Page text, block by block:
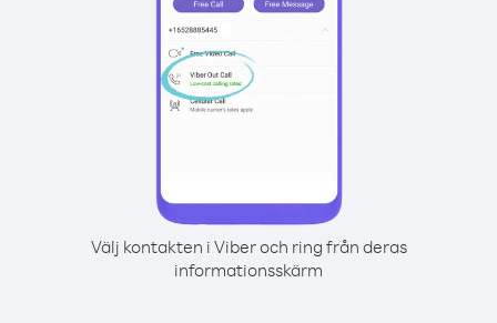
Välj kontakten i Viber och ring från deras
informationsskärm